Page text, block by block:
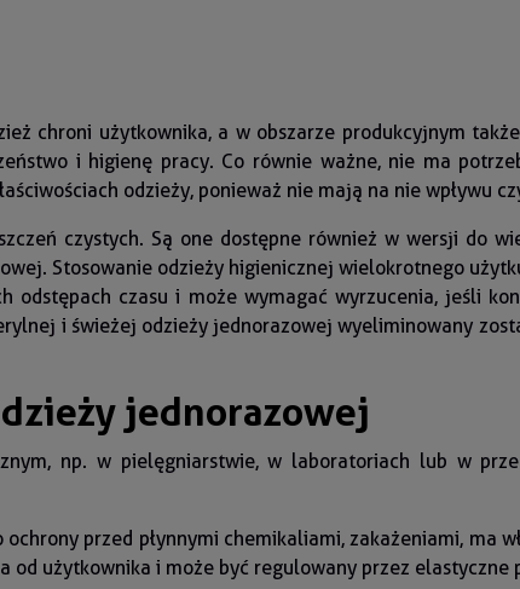
chroni użytkownika, a w obszarze produkcyjnym
i higienę pracy. Co równie ważne, nie ma
odzieży, ponieważ nie mają na nie wpływu
czystych. Są one dostępne również w wersji do
Stosowanie odzieży higienicznej wielokrotnego
odstępach czasu i może wymagać wyrzucenia, jeśli
i świeżej odzieży jednorazowej wyeliminowany
jednorazowej
np. w pielęgniarstwie, w laboratoriach lub w
przed płynnymi chemikaliami, zakażeniami, ma
użytkownika i może być regulowany przez